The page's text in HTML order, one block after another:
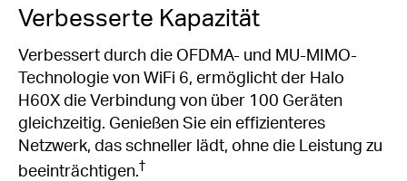
Verbesserte Kapazität
Verbessert durch die OFDMA- und MU-MIMO-
Technologie von WiFi 6, ermöglicht der Halo
H60X die Verbindung von über 100 Geräten
gleichzeitig. Genießen Sie ein effizienteres
Netzwerk, das schneller lädt, ohne die Leistung zu
beeinträchtigen.†